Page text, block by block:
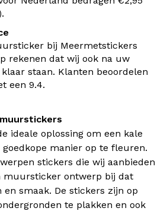
bij Meermetstickers
rekenen dat wij ook na uw
staan. Klanten beoordelen
een 9.4.
ideale oplossing om een kale
manier op te fleuren.
stickers die wij aanbieden
muursticker ontwerp bij dat
smaak. De stickers zijn op
te plakken en ook